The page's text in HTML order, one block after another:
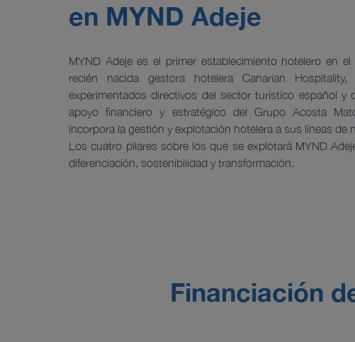
en MYND Adeje
MYND Adeje es el primer establecimiento hotelero en
recién nacida gestora hotelera Canarian
experimentados directivos del sector turístico español y
apoyo financiero y estratégico del Grupo Acosta
incorpora la gestión y explotación hotelera a sus líneas de
Los cuatro pilares sobre los que se explotará MYND
diferenciación, sostenibilidad y transformación.
Financiación